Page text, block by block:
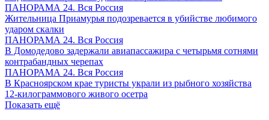
ПАНОРАМА 24. Вся Россия
Жительница Приамурья подозревается в убийстве любимого
ударом скалки
ПАНОРАМА 24. Вся Россия
В Домодедово задержали авиапассажира с четырьмя сотнями
контрабандных черепах
ПАНОРАМА 24. Вся Россия
В Красноярском крае туристы украли из рыбного хозяйства
12-килограммового живого осетра
Показать ещё